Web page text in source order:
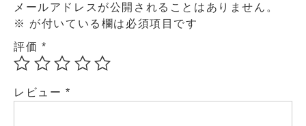
メールアドレスが公開されることはありません。
※ が付いている欄は必須項目です
評価 *
レビュー *